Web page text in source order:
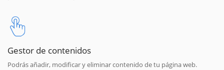
Gestor de contenidos
Podrás añadir, modificar y eliminar contenido de tu página web.